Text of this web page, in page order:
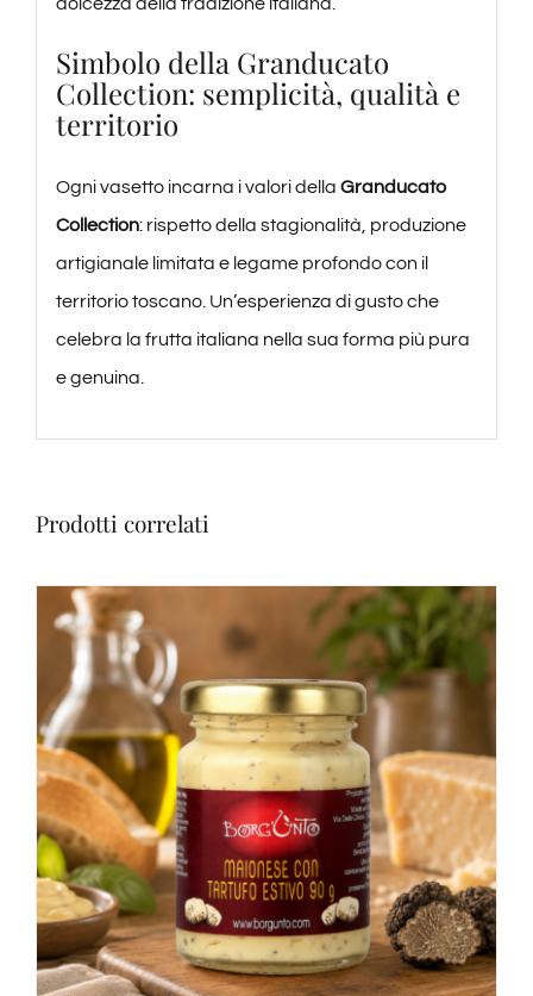
Simbolo della Granducato
Collection: semplicità, qualità e
territorio
Ogni vasetto incarna i valori della Granducato
Collection: rispetto della stagionalità, produzione
artigianale limitata e legame profondo con il
territorio toscano. Un’esperienza di gusto che
celebra la frutta italiana nella sua forma più pura
e genuina.
Prodotti correlati